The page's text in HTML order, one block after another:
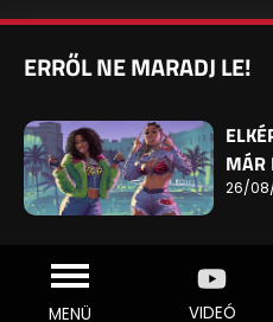
MENÜ VIDEÓ
ERRŐL NE MARADJ LE!
MÁR
26/